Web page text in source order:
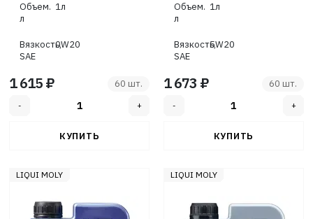
Объем.
л
1л
Вязкость,
SAE
0W20
1 615 ₽ 60 шт.
SNОбъем.
л
1л
Вязкость,
SAE
5W20
1 673 ₽ 60 шт.
LIQUI MOLY LIQUI MOLY